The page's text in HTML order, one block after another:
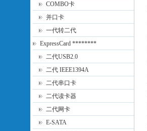
COMBO卡
并口卡
一代转二代
ExpressCard ********
二代USB2.0
二代 IEEE1394A
二代串口卡
二代读卡器
二代网卡
E-SATA